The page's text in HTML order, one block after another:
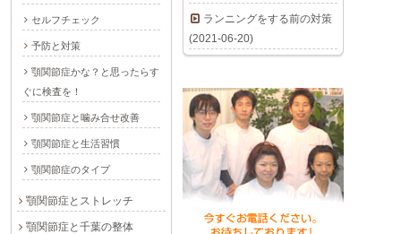
セルフチェック
予防と対策
顎関節症かな？と思ったらす
ぐに検査を！
顎関節症と噛み合せ改善
顎関節症と生活習慣
顎関節症のタイプ
顎関節症とストレッチ
顎関節症と千葉の整体
ランニングをする前の対策
(2021-06-20)